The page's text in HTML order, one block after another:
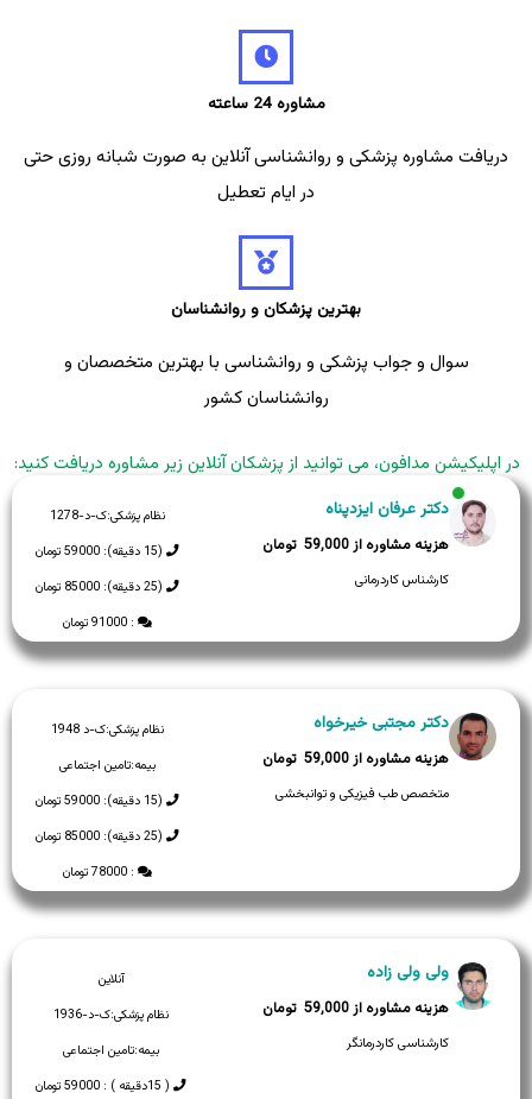
مشاوره 24 ساعته
دریافت مشاوره پزشکی و روانشناسی آنلاین به صورت شبانه روزی حتی
در ایام تعطیل
بهترین پزشکان و روانشناسان
سوال و جواب پزشکی و روانشناسی با بهترین متخصصان و
روانشناسان کشور
در اپلیکیشن مدافون، می توانید از پزشکان آنلاین زیر مشاوره دریافت کنید:
نظام پزشکی:ک-د-1278
(15 دقیقه): 59000 تومان
(25 دقیقه): 85000 تومان
: 91000 تومان
دکتر عرفان ایزدپناه
59,000
کارشناس کاردرمانی
نظام پزشکی:ک-د 1948
بیمه:تامین اجتماعی
(15 دقیقه): 59000 تومان
(25 دقیقه): 85000 تومان
: 78000 تومان
دکتر مجتبی خیرخواه
59,000
متخصص طب فیزیکی و توانبخشی
آنلاین
نظام پزشکی:ک-د-1936
بیمه:تامین اجتماعی
( 15دقیقه ) : 59000 تومان
ولی ولی زاده
59,000
کارشناسی کاردرمانگر